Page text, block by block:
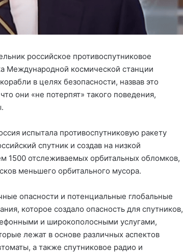
российское противоспутниковое
Международной космической станции
в целях безопасности, назвав это
они «не потерпят» такого поведения,
испытала противоспутниковую ракету
спутник и создав на низкой
1500 отслеживаемых орбитальных обломков,
меньшего орбитального мусора.
опасности и потенциальные глобальные
которое создало опасность для спутников,
и широкополосными услугами,
лежат в основе различных аспектов
а также спутниковое радио и